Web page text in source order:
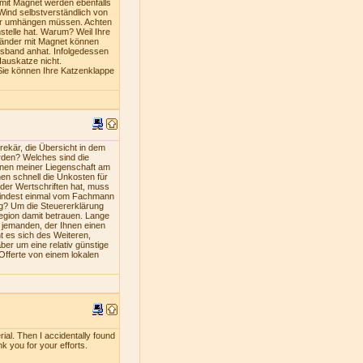
Magnet werden ebenfalls
selbstverständlich von
umhängen müssen. Achten
hat. Warum? Weil Ihre
mit Magnet können
anhat. Infolgedessen
nicht.
können Ihre Katzenklappe
die Übersicht in dem
Welches sind die
meiner Liegenschaft am
schnell die Unkosten für
Wertschriften hat, muss
einmal vom Fachmann
Um die Steuererklärung
damit betrauen. Lange
der Ihnen einen
es sich des Weiteren,
um eine relativ günstige
von einem lokalen
Then I accidentally found
you for your efforts.